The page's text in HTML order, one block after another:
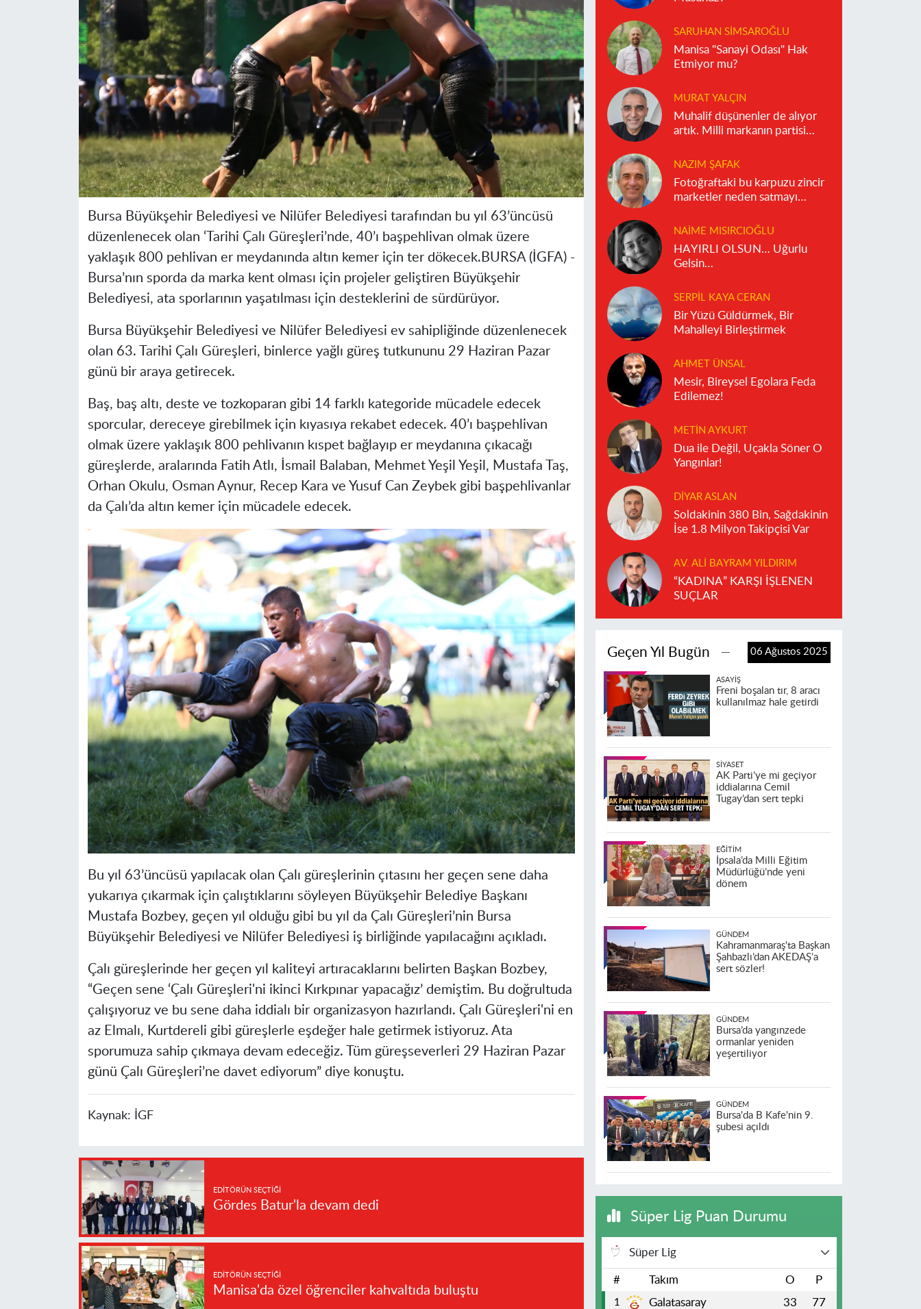
Bursa Büyükşehir Belediyesi ve Nilüfer Belediyesi tarafından bu yıl 63’üncüsü
düzenlenecek olan ‘Tarihi Çalı Güreşleri’nde, 40’ı başpehlivan olmak üzere
yaklaşık 800 pehlivan er meydanında altın kemer için ter dökecek. BURSA (İGFA) -
Bursa’nın sporda da marka kent olması için projeler geliştiren Büyükşehir
Belediyesi, ata sporlarının yaşatılması için desteklerini de sürdürüyor.
Bursa Büyükşehir Belediyesi ve Nilüfer Belediyesi ev sahipliğinde düzenlenecek
olan 63. Tarihi Çalı Güreşleri, binlerce yağlı güreş tutkununu 29 Haziran Pazar
günü bir araya getirecek.
Baş, baş altı, deste ve tozkoparan gibi 14 farklı kategoride mücadele edecek
sporcular, dereceye girebilmek için kıyasıya rekabet edecek. 40’ı başpehlivan
olmak üzere yaklaşık 800 pehlivanın kıspet bağlayıp er meydanına çıkacağı
güreşlerde, aralarında Fatih Atlı, İsmail Balaban, Mehmet Yeşil Yeşil, Mustafa Taş,
Orhan Okulu, Osman Aynur, Recep Kara ve Yusuf Can Zeybek gibi başpehlivanlar
da Çalı’da altın kemer için mücadele edecek.
Bu yıl 63’üncüsü yapılacak olan Çalı güreşlerinin çıtasını her geçen sene daha
yukarıya çıkarmak için çalıştıklarını söyleyen Büyükşehir Belediye Başkanı
Mustafa Bozbey, geçen yıl olduğu gibi bu yıl da Çalı Güreşleri’nin Bursa
Büyükşehir Belediyesi ve Nilüfer Belediyesi iş birliğinde yapılacağını açıkladı.
Çalı güreşlerinde her geçen yıl kaliteyi artıracaklarını belirten Başkan Bozbey,
“Geçen sene ‘Çalı Güreşleri'ni ikinci Kırkpınar yapacağız’ demiştim. Bu doğrultuda
çalışıyoruz ve bu sene daha iddialı bir organizasyon hazırlandı. Çalı Güreşleri'ni en
az Elmalı, Kurtdereli gibi güreşlerle eşdeğer hale getirmek istiyoruz. Ata
sporumuza sahip çıkmaya devam edeceğiz. Tüm güreşseverleri 29 Haziran Pazar
günü Çalı Güreşleri’ne davet ediyorum” diye konuştu.
Kaynak: İGF
EDITÖRÜN SEÇTIĞI
Gördes Batur'la devam dedi
EDITÖRÜN SEÇTIĞI
Manisa'da özel öğrenciler kahvaltıda buluştu
SARUHAN SIMSAROĞLU
Manisa "Sanayi Odası" Hak
Etmiyor mu?
MURAT YALÇIN
Muhalif düşünenler de alıyor
artık. Milli markanın partisi
NAZIM ŞAFAK
Fotoğraftaki bu karpuzu zincir
marketler neden satmayı
NAIME MISIRCIOĞLU
HAYIRLI OLSUN… Uğurlu
Gelsin…
SERPIL KAYA CERAN
Bir Yüzü Güldürmek, Bir
Mahalleyi Birleştirmek
AHMET ÜNSAL
Mesir, Bireysel Egolara Feda
Edilemez!
METIN AYKURT
Dua ile Değil, Uçakla Söner O
Yangınlar!
DIYAR ASLAN
Soldakinin 380 Bin, Sağdakinin
İse 1.8 Milyon Takipçisi Var
AV. ALI BAYRAM YILDIRIM
“KADINA” KARŞI İŞLENEN
SUÇLAR
Geçen Yıl Bugün 06 Ağustos 2025
ASAYIŞ
Freni boşalan tır, 8 aracı
kullanılmaz hale getirdi
SIYASET
AK Parti’ye mi geçiyor
iddialarına Cemil
Tugay’dan sert tepki
EĞITIM
İpsala’da Milli Eğitim
Müdürlüğü’nde yeni
dönem
GÜNDEM
Kahramanmaraş'ta Başkan
Şahbazlı’dan AKEDAŞ’a
sert sözler!
GÜNDEM
Bursa’da yangınzede
ormanlar yeniden
yeşertiliyor
GÜNDEM
Bursa'da B Kafe'nin 9.
şubesi açıldı
Süper Lig Puan Durumu
Süper Lig
# Takım O P
1 Galatasaray 33 77